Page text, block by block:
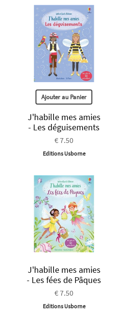
Ajouter au Panier
J'habille mes amies
- Les déguisements
€ 7.50
Editions Usborne
J'habille mes amies
- Les fées de Pâques
€ 7.50
Editions Usborne